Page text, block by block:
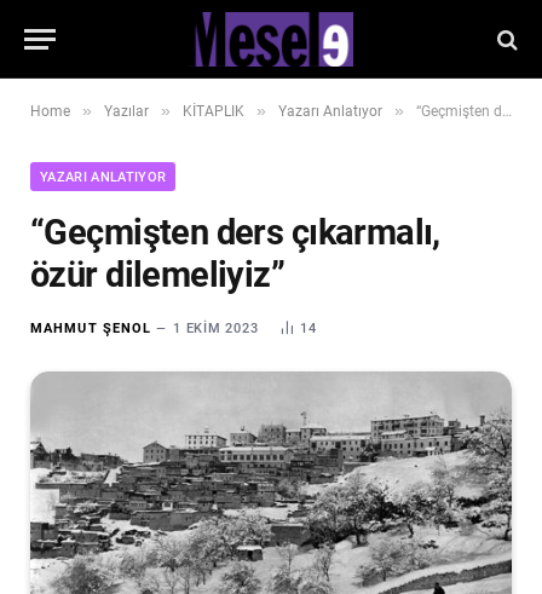
Home » Yazılar » KİTAPLIK » Yazarı Anlatıyor » “Geçmişten ders çıkarmalı, özür dilemeliyiz”
YAZARI ANLATIYOR
“Geçmişten ders çıkarmalı,
özür dilemeliyiz”
MAHMUT ŞENOL 1 EKIM 2023 14